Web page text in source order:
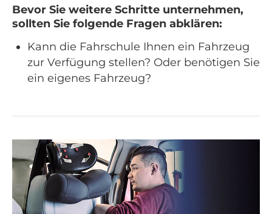
Bevor Sie weitere Schritte unternehmen,
sollten Sie folgende Fragen abklären:
Kann die Fahrschule Ihnen ein Fahrzeug
zur Verfügung stellen? Oder benötigen Sie
ein eigenes Fahrzeug?